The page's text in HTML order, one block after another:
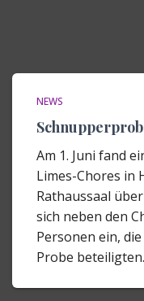
NEWS
Am 1. Juni fand
Limes-Chores in
Rathaussaal
sich neben den
Personen ein,
Probe